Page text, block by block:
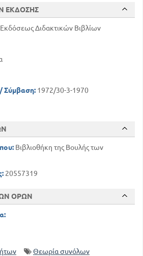
ΕΚΔΟΣΗΣ
Διδακτικών Βιβλίων
Σύμβαση: 1972/30-3-1970
Βιβλιοθήκη της Βουλής των
20557319
ΟΡΩΝ
Θεωρία συνόλων